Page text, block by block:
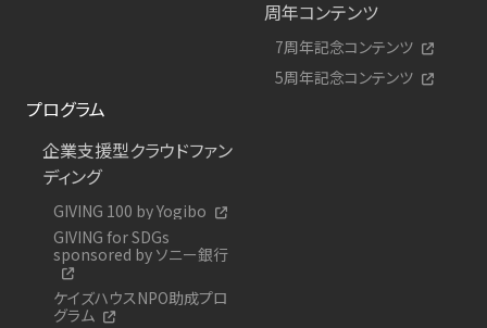
周年コンテンツ
7周年記念コンテンツ
5周年記念コンテンツ
プログラム
企業支援型クラウドファン
ディング
GIVING 100 by Yogibo
GIVING for SDGs
sponsored by ソニー銀行
ケイズハウスNPO助成プロ
グラム